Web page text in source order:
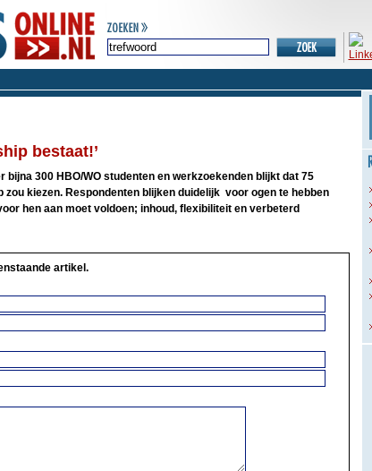
bestaat!’
bijna 300 HBO/WO studenten en werkzoekenden blijkt dat 75
kiezen. Respondenten blijken duidelijk voor ogen te hebben
hen aan moet voldoen; inhoud, flexibiliteit en verbeterd
artikel.